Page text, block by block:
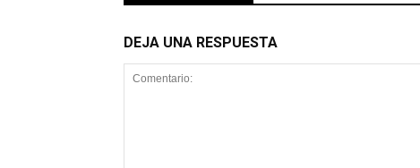
DEJA UNA RESPUESTA